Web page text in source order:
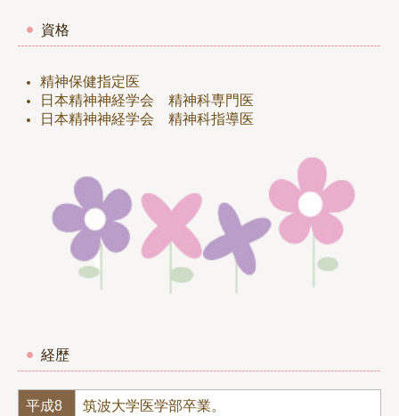
資格
精神保健指定医
日本精神神経学会 精神科専門医
日本精神神経学会 精神科指導医
経歴
平成8 筑波大学医学部卒業。